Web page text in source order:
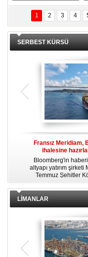
Göçmenlerin
imdadına Türk
sahipli MINA DENIZ
yetişti
1 2 3 4
SERBEST KÜRSÜ
Fransız Meridiam,
ihalesine
Bloomberg'in
altyapı yatırım
Temmuz Şehitler
Sultan Mehmet
özelleştirilmesine
LİMANLAR